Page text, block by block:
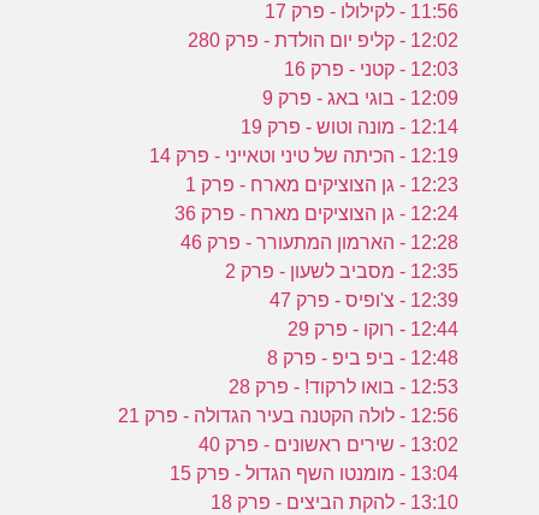
11:56 - לקילולו - פרק 17
12:02 - קליפ יום הולדת - פרק 280
12:03 - קטני - פרק 16
12:09 - בוגי באג - פרק 9
12:14 - מונה וטוש - פרק 19
12:19 - הכיתה של טיני וטאייני - פרק 14
12:23 - גן הצוציקים מארח - פרק 1
12:24 - גן הצוציקים מארח - פרק 36
12:28 - הארמון המתעורר - פרק 46
12:35 - מסביב לשעון - פרק 2
12:39 - צ'ופיס - פרק 47
12:44 - רוקו - פרק 29
12:48 - ביפ ביפ - פרק 8
12:53 - בואו לרקוד! - פרק 28
12:56 - לולה הקטנה בעיר הגדולה - פרק 21
13:02 - שירים ראשונים - פרק 40
13:04 - מומנטו השף הגדול - פרק 15
13:10 - להקת הביצים - פרק 18